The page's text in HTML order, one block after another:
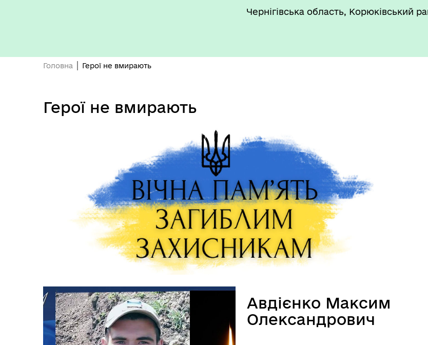
Чернігівська область, Корюківський
Головна Герої не вмирають
Герої не вмирають
Авдієнко Максим
Олександрович